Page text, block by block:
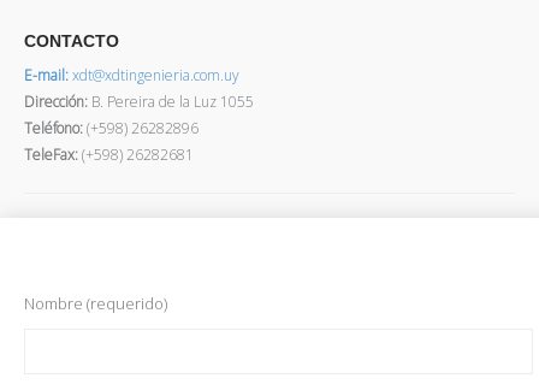
CONTACTO
E-mail:xdt@xdtingenieria.com.uy
Dirección: B. Pereira de la Luz 1055
Teléfono:(+598) 26282896
TeleFax:(+598) 26282681
Nombre (requerido)